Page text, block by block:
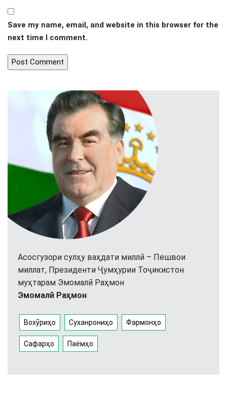
Save my name, email, and website in this browser for the
next time I comment.
Асосгузори сулҳу ваҳдати миллӣ – Пешвои
миллат, Президенти Ҷумҳурии Тоҷикистон
муҳтарам Эмомалӣ Раҳмон
Эмомалӣ Раҳмон
Вохӯриҳо Суханрониҳо Фармонҳо
Сафарҳо Паёмҳо